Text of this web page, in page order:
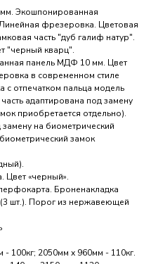
Экошпонированная
фрезеровка. Цветовая
часть "дуб галиф натур".
"черный кварц".
панель МДФ 10 мм. Цвет
в современном стиле
с отпечатком пальца модель
адаптирована под замену
приобретается отдельно).
на биометрический
замок
Цвет «черный».
Броненакладка
шт.). Порог из нержавеющей
100кг; 2050мм х 960мм - 110кг.